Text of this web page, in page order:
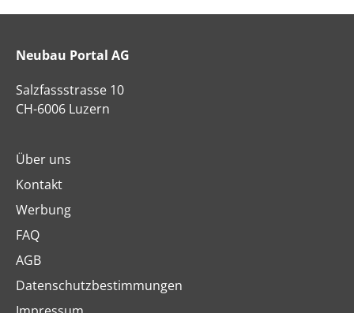
Neubau Portal AG
Salzfassstrasse 10
CH-6006 Luzern
Über uns
Kontakt
Werbung
FAQ
AGB
Datenschutzbestimmungen